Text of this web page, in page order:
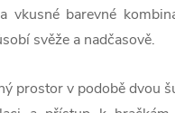
vkusné barevné
svěže a nadčasově.
prostor v podobě dvou